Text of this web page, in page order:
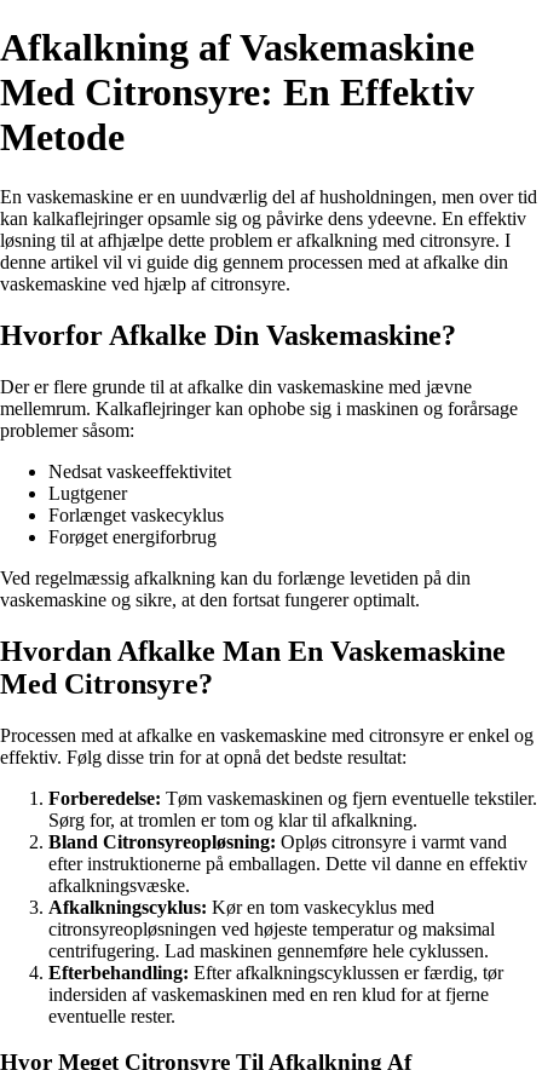
Afkalkning af Vaskemaskine
Med Citronsyre: En Effektiv
Metode
En vaskemaskine er en uundværlig del af husholdningen, men over tid
kan kalkaflejringer opsamle sig og påvirke dens ydeevne. En effektiv
løsning til at afhjælpe dette problem er afkalkning med citronsyre. I
denne artikel vil vi guide dig gennem processen med at afkalke din
vaskemaskine ved hjælp af citronsyre.
Hvorfor Afkalke Din Vaskemaskine?
Der er flere grunde til at afkalke din vaskemaskine med jævne
mellemrum. Kalkaflejringer kan ophobe sig i maskinen og forårsage
problemer såsom:
Nedsat vaskeeffektivitet
Lugtgener
Forlænget vaskecyklus
Forøget energiforbrug
Ved regelmæssig afkalkning kan du forlænge levetiden på din
vaskemaskine og sikre, at den fortsat fungerer optimalt.
Hvordan Afkalke Man En Vaskemaskine
Med Citronsyre?
Processen med at afkalke en vaskemaskine med citronsyre er enkel og
effektiv. Følg disse trin for at opnå det bedste resultat:
Forberedelse: Tøm vaskemaskinen og fjern eventuelle tekstiler.
Sørg for, at tromlen er tom og klar til afkalkning.
Bland Citronsyreopløsning: Opløs citronsyre i varmt vand
efter instruktionerne på emballagen. Dette vil danne en effektiv
afkalkningsvæske.
Afkalkningscyklus: Kør en tom vaskecyklus med
citronsyreopløsningen ved højeste temperatur og maksimal
centrifugering. Lad maskinen gennemføre hele cyklussen.
Efterbehandling: Efter afkalkningscyklussen er færdig, tør
indersiden af vaskemaskinen med en ren klud for at fjerne
eventuelle rester.
Hvor Meget Citronsyre Til Afkalkning Af